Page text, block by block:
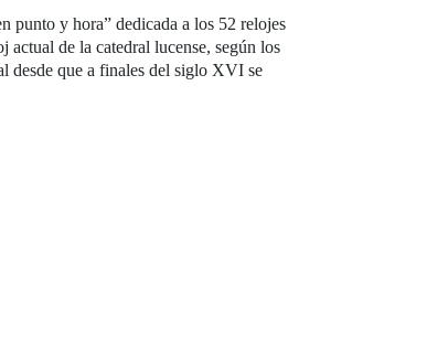
punto y hora” dedicada a los 52 relojes
actual de la catedral lucense, según los
desde que a finales del siglo XVI se